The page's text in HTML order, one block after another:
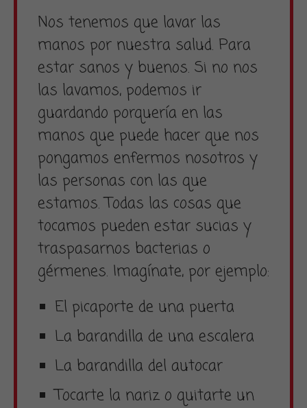
Nos tenemos que lavar las
manos por nuestra salud. Para
estar sanos y buenos. Si no nos
las lavamos, podemos ir
guardando porquería en las
manos que puede hacer que nos
pongamos enfermos nosotros y
las personas con las que
estamos. Todas las cosas que
tocamos pueden estar sucias y
traspasarnos bacterias o
gérmenes. Imagínate, por ejemplo:
El picaporte de una puerta
La barandilla de una escalera
La barandilla del autocar
Tocarte la nariz o quitarte un